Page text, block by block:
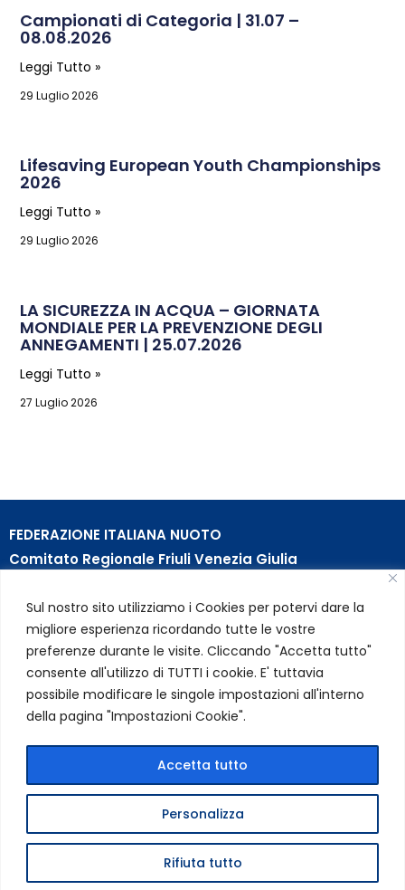
Sul nostro sito utilizziamo i Cookies per potervi dare la
migliore esperienza ricordando tutte le vostre
preferenze durante le visite. Cliccando "Accetta tutto"
consente all'utilizzo di TUTTI i cookie. E' tuttavia
possibile modificare le singole impostazioni all'interno
della pagina "Impostazioni Cookie".
Personalizza
Rifiuta tutto
Accetta tutto
Campionati di Categoria | 31.07 –
08.08.2026
Leggi Tutto »
29 Luglio 2026
Lifesaving European Youth Championships
2026
Leggi Tutto »
29 Luglio 2026
LA SICUREZZA IN ACQUA – GIORNATA
MONDIALE PER LA PREVENZIONE DEGLI
ANNEGAMENTI | 25.07.2026
Leggi Tutto »
27 Luglio 2026
FEDERAZIONE ITALIANA NUOTO
Comitato Regionale Friuli Venezia Giulia
Trieste (TS)
Partita Iva 01384031009
Codice Fiscale 05284670584
Codice SDI USAL8PV – Rif. Amm. TC025
LINK UTILI
Privacy Policy
FIN Comitato Regionale FVG © 2026 | Tutti i diritti riservati
|Credits